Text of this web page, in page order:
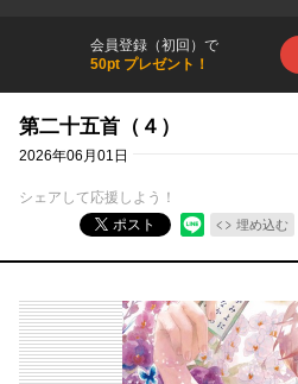
会員登録（初回）で
50pt プレゼント！
第二十五首（４）
2026年06月01日
シェアして応援しよう！
ポスト
埋め込む